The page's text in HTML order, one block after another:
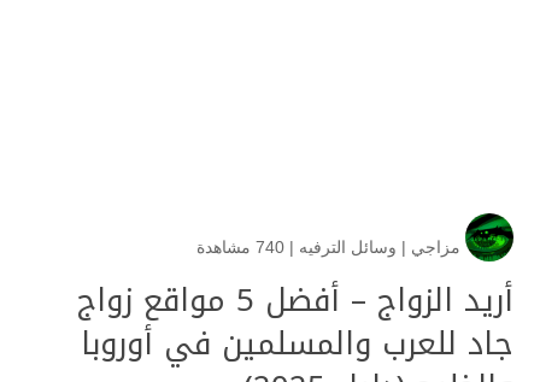
مزاجي | وسائل الترفيه | 740 مشاهدة
أريد الزواج – أفضل 5 مواقع زواج
جاد للعرب والمسلمين في أوروبا